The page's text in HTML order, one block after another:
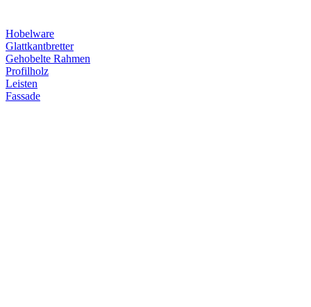
Hobelware
Glattkantbretter
Gehobelte Rahmen
Profilholz
Leisten
Fassade